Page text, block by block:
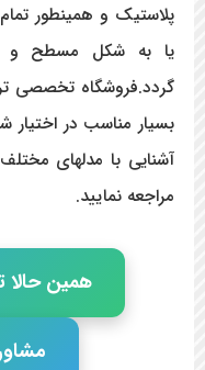
پلاستیک و همینطور
یا به شکل مسطح و
گردد.فروشگاه تخصصی
بسیار مناسب در
مراجعه نمایید.
همین حالا